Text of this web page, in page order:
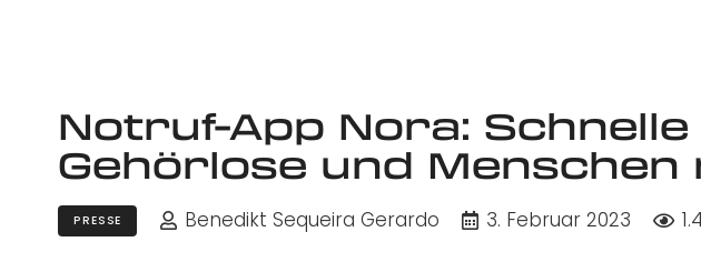
Notruf-App Nora:
Gehörlose und Menschen
PRESSE Benedikt Sequeira Gerardo 3. Februar 2023